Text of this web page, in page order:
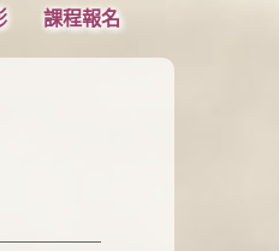
課程報名